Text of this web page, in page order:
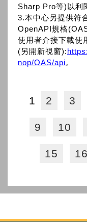
Sharp Pro等)以利
3.本中心另提供符
OpenAPI規格
使用者介接下載使
(另開新視窗):
nop/OAS/api。
1 2 3
9 10
15 16